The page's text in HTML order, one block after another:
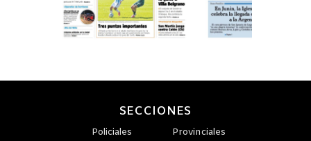
SECCIONES
Policiales
Provinciales